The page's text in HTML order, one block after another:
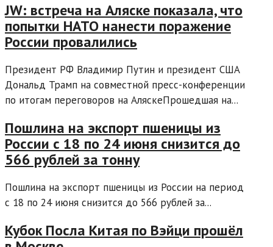
JW: встреча на Аляске показала, что
попытки НАТО нанести поражение
России провалились
Президент РФ Владимир Путин и президент США
Дональд Трамп на совместной пресс-конференции
по итогам переговоров на АляскеПрошедшая на...
Пошлина на экспорт пшеницы из
России с 18 по 24 июня снизится до
566 рублей за тонну
Пошлина на экспорт пшеницы из России на период
с 18 по 24 июня снизится до 566 рублей за...
Кубок Посла Китая по Вэйци прошёл